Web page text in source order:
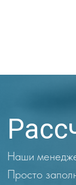
Наши
Просто